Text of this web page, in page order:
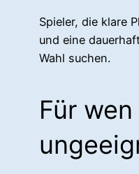
Spieler, die klare
und eine
Wahl suchen.
Für